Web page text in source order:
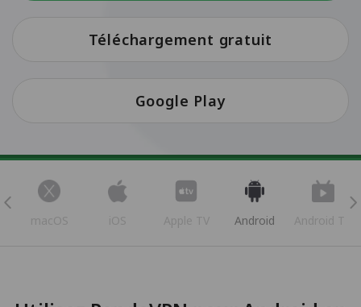
Téléchargement gratuit
Google Play
macOS iOS Apple TV Android Android TV